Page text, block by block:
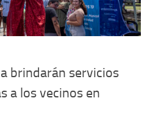
brindarán servicios
a los vecinos en